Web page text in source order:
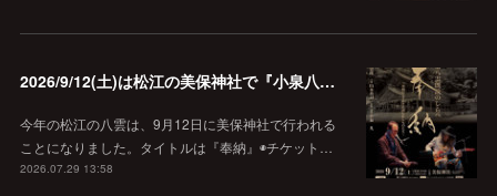
2026/9/12(土)は松江の美保神社で『小泉八雲朗読のしらべ』
今年の松江の八雲は、9月12日に美保神社で行われる
ことになりました。タイトルは『奉納』◉チケット…
2026.07.29 13:58